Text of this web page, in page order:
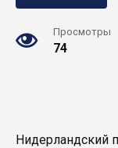
Просмотры
74
Нидерландский